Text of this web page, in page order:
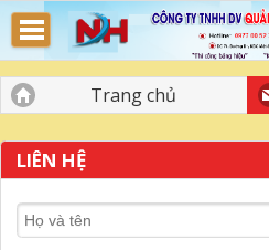
Bảng Hiệu Quảng
Trang chủ
LIÊN HỆ